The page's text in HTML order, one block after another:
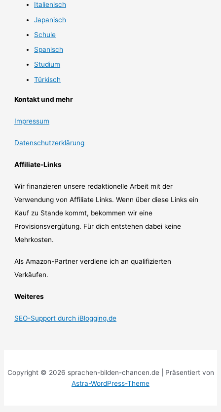
Italienisch
Japanisch
Schule
Spanisch
Studium
Türkisch
Kontakt und mehr
Impressum
Datenschutzerklärung
Affiliate-Links
Wir finanzieren unsere redaktionelle Arbeit mit der
Verwendung von Affiliate Links. Wenn über diese Links ein
Kauf zu Stande kommt, bekommen wir eine
Provisionsvergütung. Für dich entstehen dabei keine
Mehrkosten.
Als Amazon-Partner verdiene ich an qualifizierten
Verkäufen.
Weiteres
SEO-Support durch iBlogging.de
Copyright © 2026 sprachen-bilden-chancen.de | Präsentiert von
Astra-WordPress-Theme